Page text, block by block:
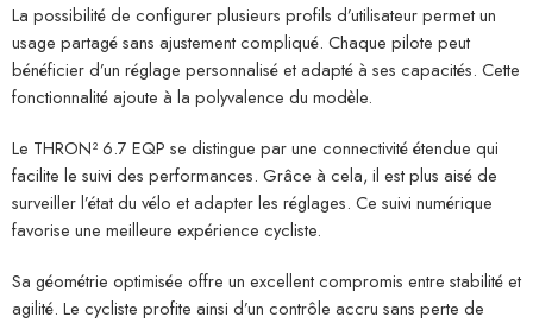
La possibilité de configurer plusieurs profils d’utilisateur permet un
usage partagé sans ajustement compliqué. Chaque pilote peut
bénéficier d’un réglage personnalisé et adapté à ses capacités. Cette
fonctionnalité ajoute à la polyvalence du modèle.
Le THRON² 6.7 EQP se distingue par une connectivité étendue qui
facilite le suivi des performances. Grâce à cela, il est plus aisé de
surveiller l’état du vélo et adapter les réglages. Ce suivi numérique
favorise une meilleure expérience cycliste.
Sa géométrie optimisée offre un excellent compromis entre stabilité et
agilité. Le cycliste profite ainsi d’un contrôle accru sans perte de